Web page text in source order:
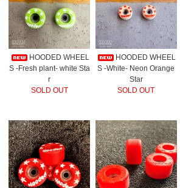
HOODED WHEEL
S -Fresh plant- white Sta
r
SOLD OUT
HOODED WHEEL
S -White- Neon Orange
Star
SOLD OUT